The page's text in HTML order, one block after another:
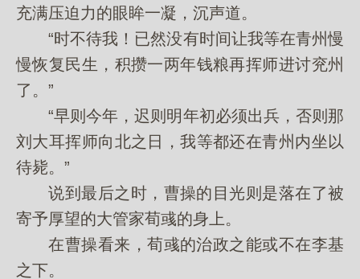
充满压迫力的眼眸一凝，沉声道。
“时不待我！已然没有时间让我等在青州慢
慢恢复民生，积攒一两年钱粮再挥师进讨兖州
了。”
“早则今年，迟则明年初必须出兵，否则那
刘大耳挥师向北之日，我等都还在青州内坐以
待毙。”
说到最后之时，曹操的目光则是落在了被
寄予厚望的大管家荀彧的身上。
在曹操看来，荀彧的治政之能或不在李基
之下。